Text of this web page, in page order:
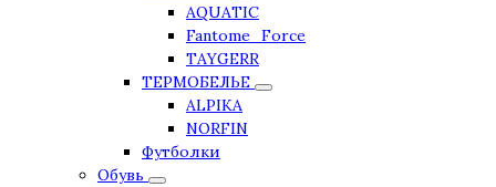
AQUATIC
Fantome_Force
TAYGERR
ТЕРМОБЕЛЬЕ
ALPIKA
NORFIN
Футболки
Обувь